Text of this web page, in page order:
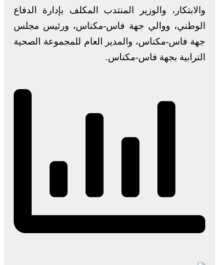
والابتكار، والوزير المنتدب المكلف بإدارة الدفاع
الوطني، ووالي جهة فاس-مكناس، ورئيس مجلس
جهة فاس-مكناس، والمدير العام للمجموعة الصحية
الترابية بجهة فاس-مكناس.